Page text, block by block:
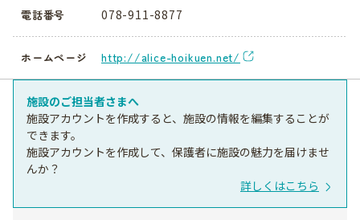
電話番号 078-911-8877
ホームページ http://alice-hoikuen.net/
施設のご担当者さまへ
施設アカウントを作成すると、施設の情報を編集することが
できます。
施設アカウントを作成して、保護者に施設の魅力を届けませ
んか？
詳しくはこちら